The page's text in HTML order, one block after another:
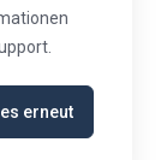
erneut